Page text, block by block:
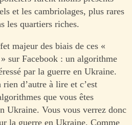
et les cambriolages, plus rares
les quartiers riches.
majeur des biais de ces «
sur Facebook : un algorithme
par la guerre en Ukraine.
d’autre à lire et c’est
que vous êtes
Ukraine. Vous vous verrez donc
la guerre en Ukraine. Comme